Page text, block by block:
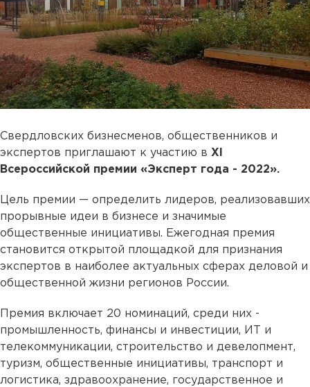
Свердловских бизнесменов, общественников и
экспертов приглашают к участию в XI
Всероссийской премии «Эксперт года - 2022».
Цель премии — определить лидеров, реализовавших
прорывные идеи в бизнесе и значимые
общественные инициативы. Ежегодная премия
становится открытой площадкой для признания
экспертов в наиболее актуальных сферах деловой и
общественной жизни регионов России.
Премия включает 20 номинаций, среди них -
промышленность, финансы и инвестиции, ИТ и
телекоммуникации, строительство и девелопмент,
туризм, общественные инициативы, транспорт и
логистика, здравоохранение, государственное и